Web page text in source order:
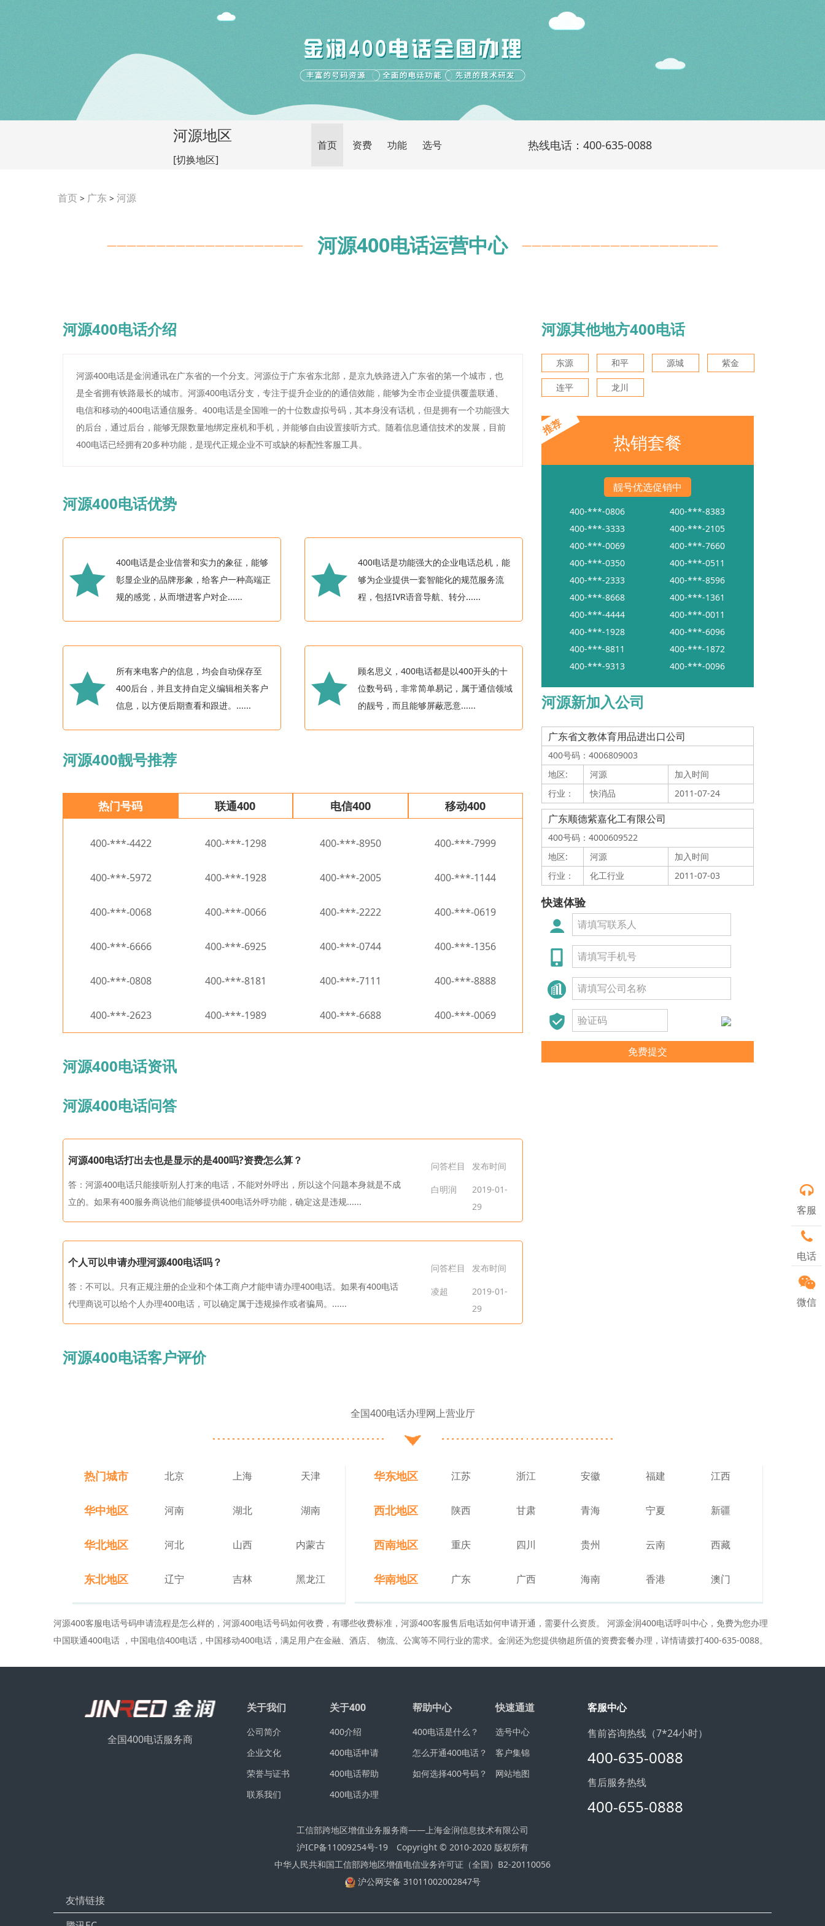
河源地区
[切换地区]
首页 资费 功能 选号 热线电话：400-635-0088
首页> 广东> 河源
———————————————————— 河源400电话运营中心 ————————————————————
河源400电话介绍
河源400电话是金润通讯在广东省的一个分支。河源位于广东省东北部，是京九铁路进入广东省的第一个城市，也
是全省拥有铁路最长的城市。河源400电话分支，专注于提升企业的的通信效能，能够为全市企业提供覆盖联通、
电信和移动的400电话通信服务。400电话是全国唯一的十位数虚拟号码，其本身没有话机，但是拥有一个功能强大
的后台，通过后台，能够无限数量地绑定座机和手机，并能够自由设置接听方式。随着信息通信技术的发展，目前
400电话已经拥有20多种功能，是现代正规企业不可或缺的标配性客服工具。
河源400电话优势
400电话是企业信誉和实力的象征，能够
彰显企业的品牌形象，给客户一种高端正
规的感觉，从而增进客户对企......
400电话是功能强大的企业电话总机，能
够为企业提供一套智能化的规范服务流
程，包括IVR语音导航、转分......
所有来电客户的信息，均会自动保存至
400后台，并且支持自定义编辑相关客户
信息，以方便后期查看和跟进。......
顾名思义，400电话都是以400开头的十
位数号码，非常简单易记，属于通信领域
的靓号，而且能够屏蔽恶意......
河源400靓号推荐
热门号码 联通400 电信400 移动400
400-***-4422 400-***-1298 400-***-8950 400-***-7999
400-***-5972 400-***-1928 400-***-2005 400-***-1144
400-***-0068 400-***-0066 400-***-2222 400-***-0619
400-***-6666 400-***-6925 400-***-0744 400-***-1356
400-***-0808 400-***-8181 400-***-7111 400-***-8888
400-***-2623 400-***-1989 400-***-6688 400-***-0069
河源400电话资讯
河源400电话问答
河源400电话打出去也是显示的是400吗?资费怎么算？
答：河源400电话只能接听别人打来的电话，不能对外呼出，所以这个问题本身就是不成
立的。如果有400服务商说他们能够提供400电话外呼功能，确定这是违规......
问答栏目
发布时间
白明润
2019-01-
29
个人可以申请办理河源400电话吗？
答：不可以。只有正规注册的企业和个体工商户才能申请办理400电话。如果有400电话
代理商说可以给个人办理400电话，可以确定属于违规操作或者骗局。......
问答栏目
发布时间
凌超
2019-01-
29
河源400电话客户评价
河源其他地方400电话
东源 和平 源城 紫金
连平 龙川
推荐
热销套餐
靓号优选促销中
400-***-0806
400-***-8383
400-***-3333
400-***-2105
400-***-0069
400-***-7660
400-***-0350
400-***-0511
400-***-2333
400-***-8596
400-***-8668
400-***-1361
400-***-4444
400-***-0011
400-***-1928
400-***-6096
400-***-8811
400-***-1872
400-***-9313
400-***-0096
河源新加入公司
广东省文教体育用品进出口公司
400号码：4006809003
地区:
行业：
河源
快消品
加入时间
2011-07-24
广东顺德紫嘉化工有限公司
400号码：4000609522
地区:
行业：
河源
化工行业
加入时间
2011-07-03
快速体验
免费提交
全国400电话办理网上营业厅
热门城市 北京 上海 天津
华中地区 河南 湖北 湖南
华北地区 河北 山西 内蒙古
东北地区 辽宁 吉林 黑龙江
华东地区 江苏 浙江 安徽 福建 江西
西北地区 陕西 甘肃 青海 宁夏 新疆
西南地区 重庆 四川 贵州 云南 西藏
华南地区 广东 广西 海南 香港 澳门
河源400客服电话号码申请流程是怎么样的，河源400电话号码如何收费，有哪些收费标准，河源400客服售后电话如何申请开通，需要什么资质。 河源金润400电话呼叫中心，免费为您办理
中国联通400电话 ，中国电信400电话，中国移动400电话，满足用户在金融、酒店、 物流、公寓等不同行业的需求。金润还为您提供物超所值的资费套餐办理，详情请拨打400-635-0088。
全国400电话服务商
关于我们
公司简介
企业文化
荣誉与证书
联系我们
关于400
400介绍
400电话申请
400电话帮助
400电话办理
帮助中心
400电话是什么？
怎么开通400电话？
如何选择400号码？
快速通道
选号中心
客户集锦
网站地图
客服中心
售前咨询热线（7*24小时）
400-635-0088
售后服务热线
400-655-0888
工信部跨地区增值业务服务商——上海金润信息技术有限公司
沪ICP备11009254号-19 Copyright © 2010-2020 版权所有
中华人民共和国工信部跨地区增值电信业务许可证（全国）B2-20110056
沪公网安备 31011002002847号
友情链接
客服
电话
微信